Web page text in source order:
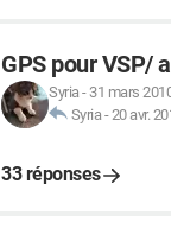
GPS pour VSP/
Syria- 31 mars
Syria-20 avr.
33 réponses